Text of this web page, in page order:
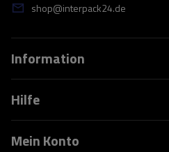
shop@interpack24.de
Information
Hilfe
Mein Konto